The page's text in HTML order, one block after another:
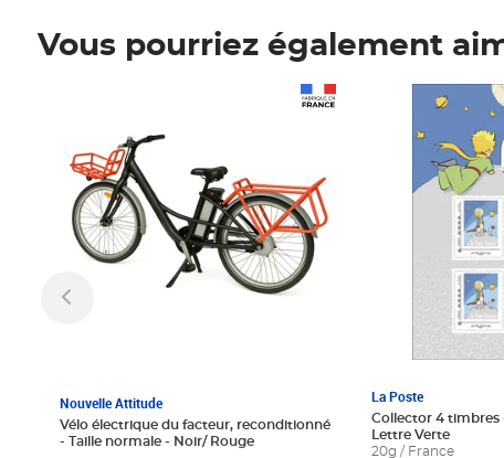
Vous pourriez également
Nouvelle Attitude
Vélo électrique du facteur, reconditionné
- Taille normale - Noir/ Rouge
La Poste
Collector 4 timbres
Lettre Verte
20g / France
Prix 6,25€ HT